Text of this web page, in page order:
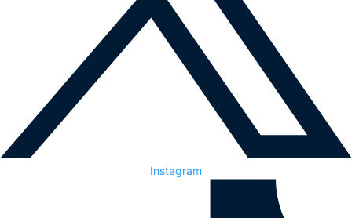
Instagram